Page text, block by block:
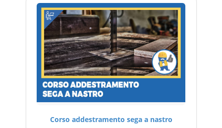
Corso addestramento sega a nastro